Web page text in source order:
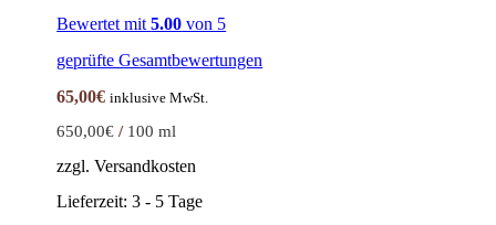
Bewertet mit5.00 von 5
geprüfte Gesamtbewertungen
65,00€ inklusive MwSt.
650,00€ / 100 ml
zzgl. Versandkosten
Lieferzeit:3 - 5 Tage